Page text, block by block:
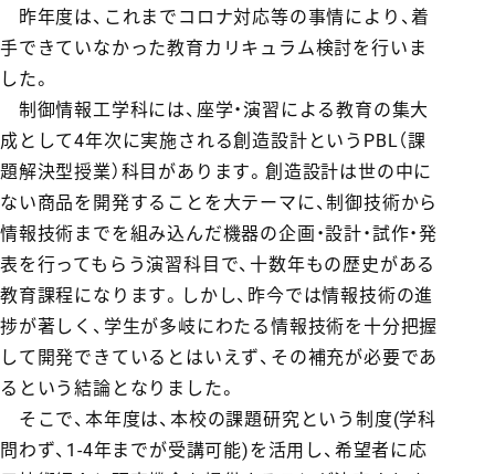
昨年度は、これまでコロナ対応等の事情により、着
手できていなかった教育カリキュラム検討を行いま
した。
制御情報工学科には、座学・演習による教育の集大
成として4年次に実施される創造設計というPBL（課
題解決型授業）科目があります。創造設計は世の中に
ない商品を開発することを大テーマに、制御技術から
情報技術までを組み込んだ機器の企画・設計・試作・発
表を行ってもらう演習科目で、十数年もの歴史がある
教育課程になります。しかし、昨今では情報技術の進
捗が著しく、学生が多岐にわたる情報技術を十分把握
して開発できているとはいえず、その補充が必要であ
るという結論となりました。
そこで、本年度は、本校の課題研究という制度(学科
問わず、1-4年までが受講可能)を活用し、希望者に応